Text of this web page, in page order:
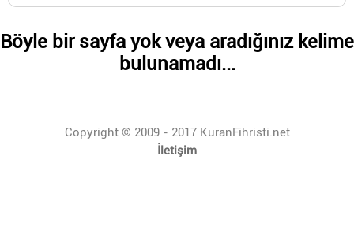
Böyle bir sayfa yok veya aradığınız kelime
bulunamadı...
Copyright © 2009 - 2017 KuranFihristi.net
İletişim